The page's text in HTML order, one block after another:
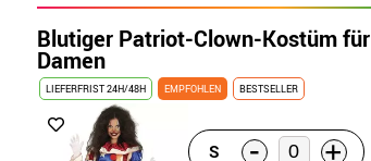
Blutiger Patriot-Clown-Kostüm für
Damen
LIEFERFRIST 24H/48H EMPFOHLEN BESTSELLER
S - +